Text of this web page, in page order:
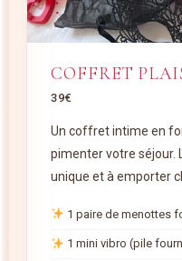
COFFRET
39€
Un coffret intime en
pimenter votre séjour.
unique et à emporter
1 paire de menottes
1 mini vibro (pile